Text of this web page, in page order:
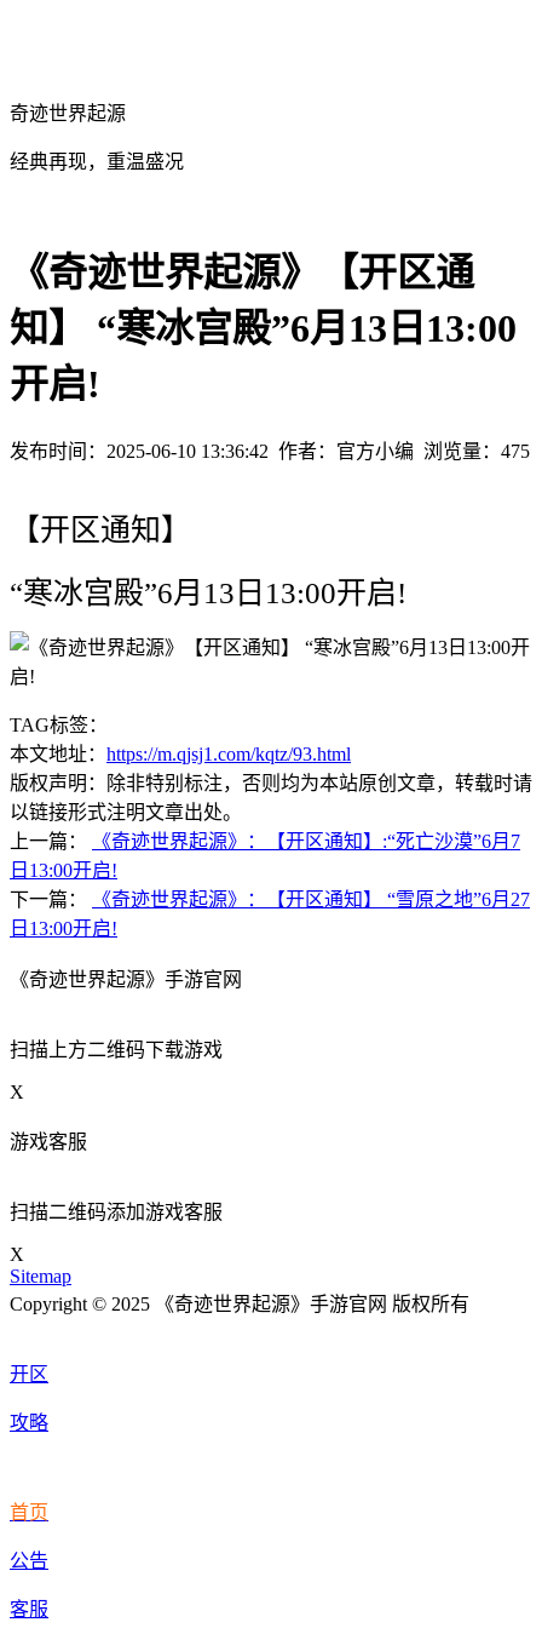
奇迹世界起源
经典再现，重温盛况
《奇迹世界起源》【开区通
知】 “寒冰宫殿”6月13日13:00
开启!
发布时间：2025-06-10 13:36:42 作者：官方小编 浏览量： 475
【开区通知】
“寒冰宫殿”6月13日13:00开启!
TAG标签：
本文地址： https://m.qjsj1.com/kqtz/93.html
版权声明：除非特别标注，否则均为本站原创文章，转载时请
以链接形式注明文章出处。
上一篇：
《奇迹世界起源》：【开区通知】:“死亡沙漠”6月7
日13:00开启!
下一篇：
《奇迹世界起源》：【开区通知】 “雪原之地”6月27
日13:00开启!
《奇迹世界起源》手游官网
扫描上方二维码下载游戏
X
游戏客服
扫描二维码添加游戏客服
X
Sitemap
Copyright © 2025 《奇迹世界起源》手游官网 版权所有
开区
攻略
首页
公告
客服